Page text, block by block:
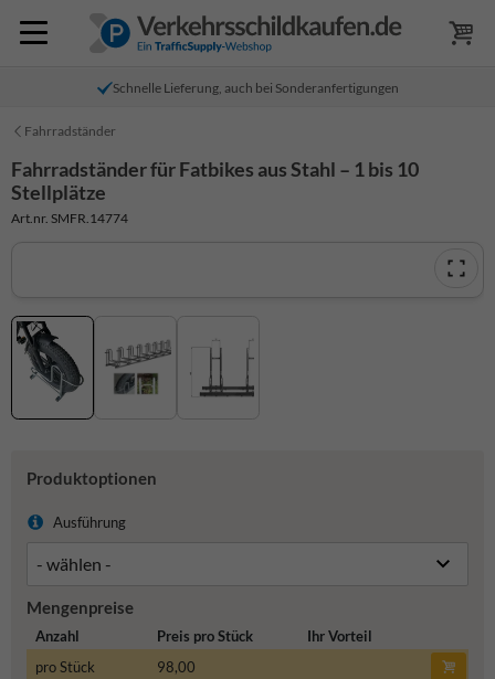
Schnelle Lieferung, auch bei Sonderanfertigungen
Fahrradständer
Fahrradständer für Fatbikes aus Stahl – 1 bis 10
Stellplätze
Art.nr. SMFR.14774
Produktoptionen
Ausführung
Mengenpreise
Anzahl Preis pro Stück
Ihr Vorteil
pro Stück
98,00